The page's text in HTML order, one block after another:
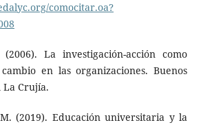
comocitar.oa?
(2006). La investigación-acción como
en las organizaciones. Buenos
La Crujía.
(2019). Educación universitaria y la